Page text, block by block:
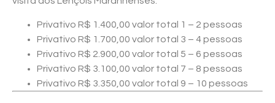
Privativo R$ 1.400,00 valor total 1 – 2 pessoas
Privativo R$ 1.700,00 valor total 3 – 4 pessoas
Privativo R$ 2.900,00 valor total 5 – 6 pessoas
Privativo R$ 3.100,00 valor total 7 – 8 pessoas
Privativo R$ 3.350,00 valor total 9 – 10 pessoas